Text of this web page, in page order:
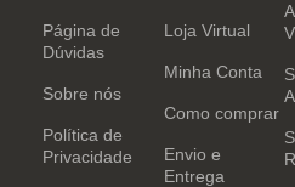
Página de
Dúvidas
Sobre nós
Política de
Privacidade
Loja Virtual
Minha Conta
Como comprar
Envio e
Entrega